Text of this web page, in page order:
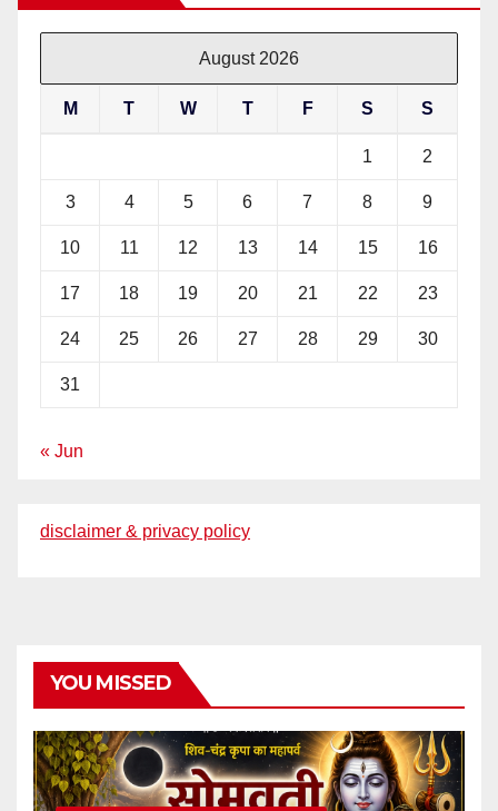
August 2026
M T W T F S S
1 2
3 4 5 6 7 8 9
10 11 12 13 14 15 16
17 18 19 20 21 22 23
24 25 26 27 28 29 30
31
« Jun
disclaimer & privacy policy
YOU MISSED